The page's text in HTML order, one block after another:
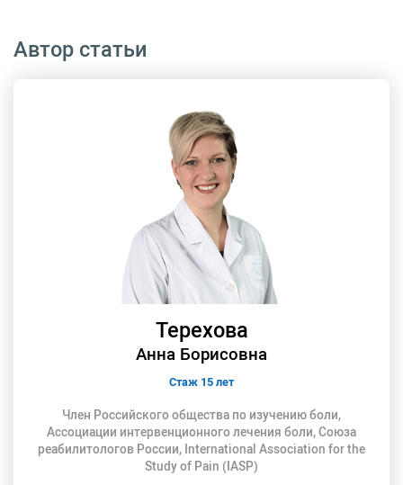
Автор статьи
Терехова
Анна Борисовна
Стаж 15 лет
Член Российского общества по изучению боли,
Ассоциации интервенционного лечения боли, Союза
реабилитологов России, International Association for the
Study of Pain (IASP)